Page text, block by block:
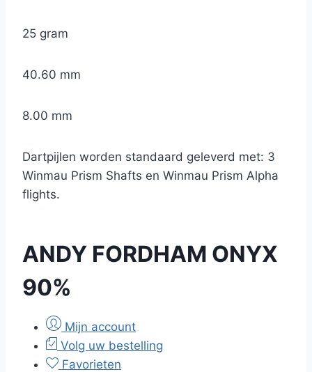
25 gram
40.60 mm
8.00 mm
Dartpijlen worden standaard geleverd met: 3
Winmau Prism Shafts en Winmau Prism Alpha
flights.
ANDY FORDHAM ONYX
90%
Mijn account
Volg uw bestelling
Favorieten